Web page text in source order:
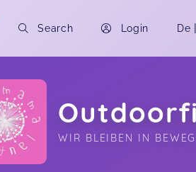
Search Login De
WIR BLEIBEN IN